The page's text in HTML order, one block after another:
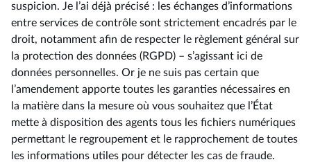
suspicion. Je l’ai déjà précisé : les échanges d’informations
entre services de contrôle sont strictement encadrés par le
droit, notamment afin de respecter le règlement général sur
la protection des données (RGPD) –⁠ s’agissant ici de
données personnelles. Or je ne suis pas certain que
l’amendement apporte toutes les garanties nécessaires en
la matière dans la mesure où vous souhaitez que l’État
mette à disposition des agents tous les fichiers numériques
permettant le regroupement et le rapprochement de toutes
les informations utiles pour détecter les cas de fraude.